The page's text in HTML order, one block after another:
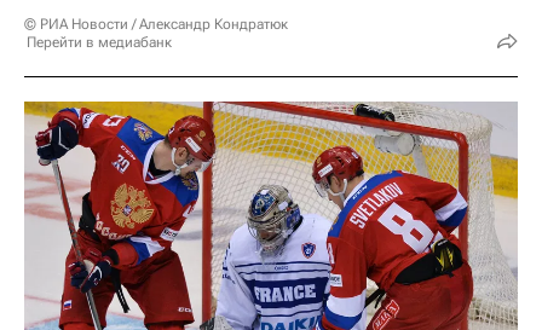
© РИА Новости / Александр Кондратюк
Перейти в медиабанк